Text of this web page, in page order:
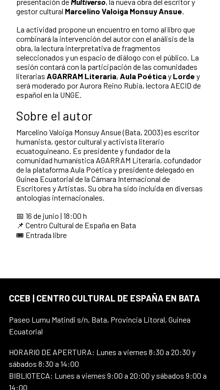
gestor cultural Marcelino Valoiga Monsuy Ansue.
La actividad propone un encuentro en torno al libro que
combinará la intervención del autor con el análisis de la
obra, la lectura interpretativa de fragmentos
seleccionados y un espacio de diálogo con el público. La
sesión contará con la participación de las comunidades
literarias AGARRAM Literaria, Aula Poéticay Lorde y
será moderado por Aurora Reino Rubia, lectora AECID de
español en la UNGE.
Sobre el autor
Marcelino Valoiga Monsuy Ansue (Bata, 2003) es escritor
humanista, gestor cultural y activista literario
ecuatoguineano. Es presidente y fundador de la
comunidad humanística AGARRAM Literaria, cofundador
de la plataforma Aula Poética y presidente delegado en
Guinea Ecuatorial de la Cámara Internacional de
Escritores y Artistas. Su obra ha sido incluida en diversas
antologías internacionales.
📅 16 de junio | 18:00 h
📌 Centro Cultural de España en Bata
🎟️ Entrada libre
CCEB | CENTRO CULTURAL DE ESPAÑA EN BATA
Paseo Lumu Matindi s/n, Bata, Provincia Litoral, Guinea
Ecuatorial
HORARIO DE APERTURA: Lunes a viernes 8:30 a 20:30 y
sábados 8:30 a 14:00
BIBLIOTECA: Lunes a viernes 9:00 a 20:00 y sábados 9:00 a
14:00